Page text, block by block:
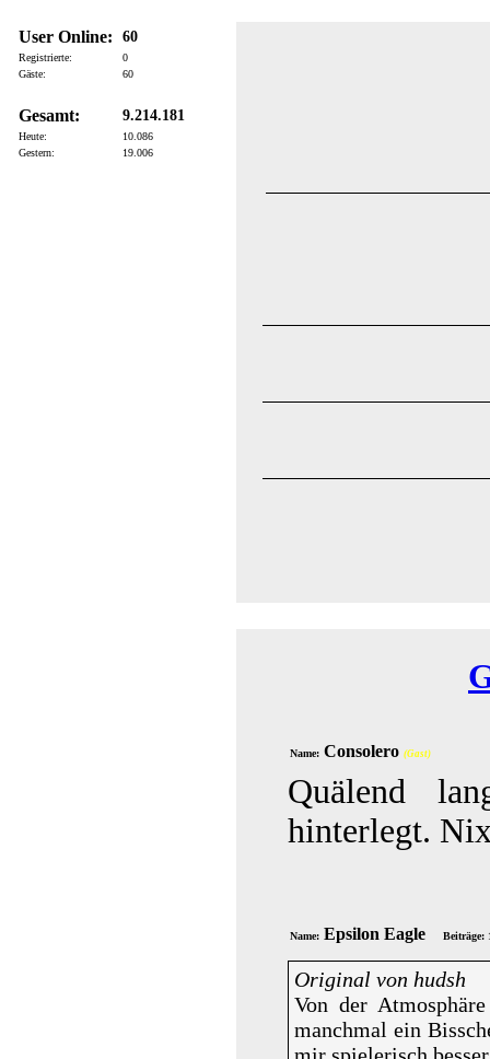
User Online: 60
Registrierte:
0
Gäste:
60
Gesamt: 9.214.181
Heute:
10.086
Gestern:
19.006
Name: Consolero (Gast)
Quälend
hinterlegt.
Name: Epsilon Eagle Beiträge:
Original von hudsh
Von der
manchmal ein